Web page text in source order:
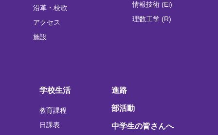
沿革・校歌
アクセス
施設
情報技術 (Ei)
理数工学 (R)
学校生活
教育課程
日課表
進路
部活動
中学生の皆さんへ